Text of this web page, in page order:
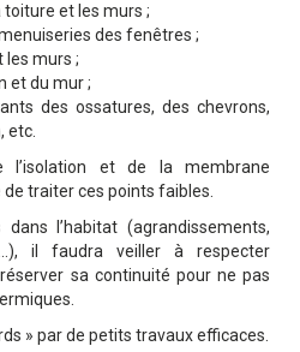
et les murs ;
des fenêtres ;
les murs ;
et du mur ;
des ossatures, des chevrons,
etc.
l’isolation et de la membrane
traiter ces points faibles.
l’habitat (agrandissements,
il faudra veiller à respecter
sa continuité pour ne pas
» par de petits travaux efficaces.